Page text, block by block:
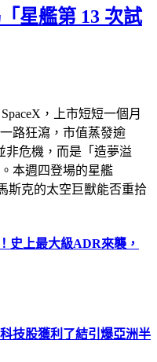
星艦第 13 次試
，上市短短一個月
路狂瀉，市值蒸發逾
非危機，而是「造夢溢
本週四登場的星艦
斯克的太空巨獸能否重拾
史上最大級ADR來襲，
技股獲利了結引爆亞洲半